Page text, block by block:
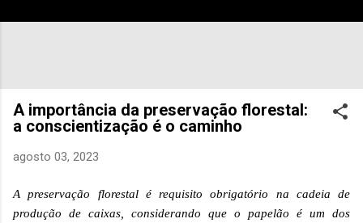
A importância da preservação florestal:
a conscientização é o caminho
agosto 03, 2023
A preservação florestal é requisito obrigatório na cadeia de
produção de caixas, considerando que o papelão é um dos